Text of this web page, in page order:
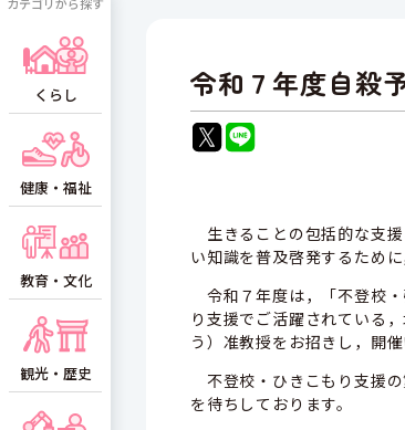
令和７年度自殺
生きることの包括的な支
い知識を普及啓発するため
令和７年度は，「不登校
り支援でご活躍されている
う）准教授をお招きし，開催
不登校・ひきこもり支援
を待ちしております。
くらし
健康・福祉
教育・文化
観光・歴史